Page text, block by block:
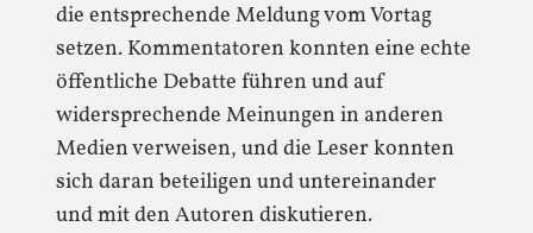
die entsprechende Meldung vom Vortag
setzen. Kommentatoren konnten eine echte
öffentliche Debatte führen und auf
widersprechende Meinungen in anderen
Medien verweisen, und die Leser konnten
sich daran beteiligen und untereinander
und mit den Autoren diskutieren.